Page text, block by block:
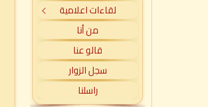
لقاءات اعلامية
من أنا
قالو عنا
سجل الزوار
راسلنا